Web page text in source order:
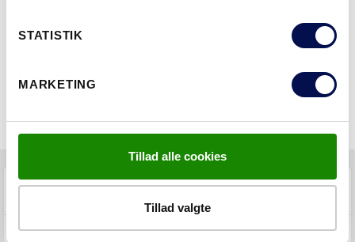
STATISTIK
MARKETING
Tillad alle cookies
Tillad valgte
FAQS